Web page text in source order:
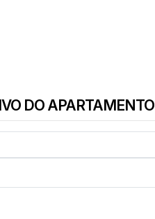
DO APARTAMENTO